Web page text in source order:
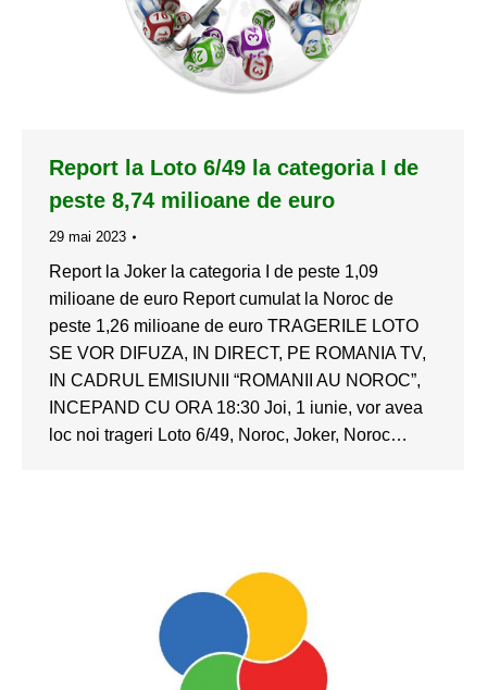
Report la Loto 6/49 la categoria I de
peste 8,74 milioane de euro
29 mai 2023
Report la Joker la categoria I de peste 1,09
milioane de euro Report cumulat la Noroc de
peste 1,26 milioane de euro TRAGERILE LOTO
SE VOR DIFUZA, IN DIRECT, PE ROMANIA TV,
IN CADRUL EMISIUNII “ROMANII AU NOROC”,
INCEPAND CU ORA 18:30 Joi, 1 iunie, vor avea
loc noi trageri Loto 6/49, Noroc, Joker, Noroc…